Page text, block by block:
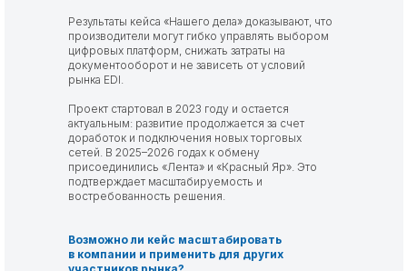
Результаты кейса «Нашего дела» доказывают, что
производители могут гибко управлять выбором
цифровых платформ, снижать затраты на
документооборот и не зависеть от условий
рынка EDI.
Проект стартовал в 2023 году и остается
актуальным: развитие продолжается за счет
доработок и подключения новых торговых
сетей. В 2025–2026 годах к обмену
присоединились «Лента» и «Красный Яр». Это
подтверждает масштабируемость и
востребованность решения.
Возможно ли кейс масштабировать
в компании и применить для других